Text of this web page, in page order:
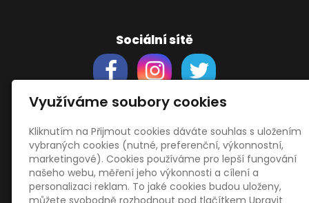
Sociální sítě
Support
Obchodní podmínky
Zásady zpracování osobních údajů
Obrázky použityvecteezy.com
Využíváme soubory cookies
Kliknutím na Přijmout cookies dáváte souhlas s uložením
vybraných cookies (nutné, preferenční, výkonnostní,
marketingové). Cookies používáme pro lepší fungování
našeho webu, měření jeho výkonnosti a cílení a
personalizaci reklam. To jaké cookies budou uloženy,
můžete svobodně rozhodnout pod tlačítkem Upravit